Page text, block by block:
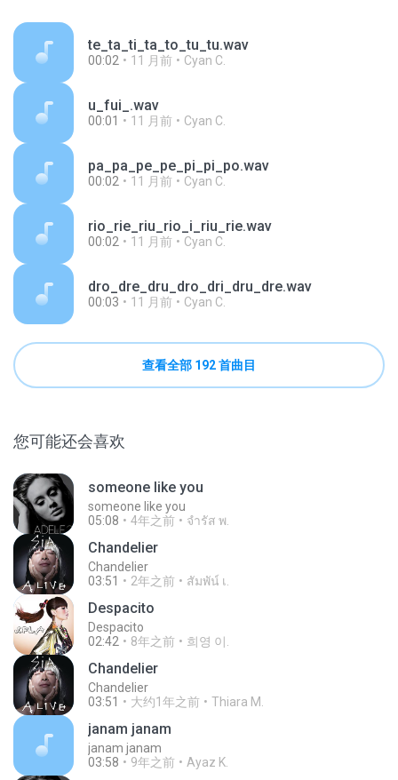
te_ta_ti_ta_to_tu_tu.wav
00:02 11 月前 Cyan C.
u_fui_.wav
00:01 11 月前 Cyan C.
pa_pa_pe_pe_pi_pi_po.wav
00:02 11 月前 Cyan C.
rio_rie_riu_rio_i_riu_rie.wav
00:02 11 月前 Cyan C.
dro_dre_dru_dro_dri_dru_dre.wav
00:03 11 月前 Cyan C.
查看全部 192 首曲目
您可能还会喜欢
someone like you
someone like you
05:08
4年之前 จํารัส พ.
Chandelier
Chandelier
03:51
2年之前 สัมพัน์ เ.
Despacito
Despacito
02:42
8年之前 희영 이.
Chandelier
Chandelier
03:51
大约1年之前 Thiara M.
janam janam
janam janam
03:58
9年之前 Ayaz K.